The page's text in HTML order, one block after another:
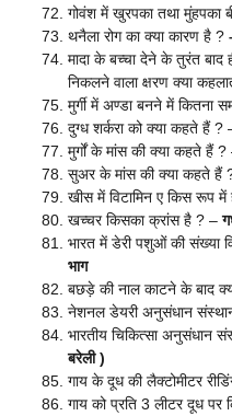
गोवंश में खुरपका तथा मुंहपका
थनैला रोग का क्या कारण है ?
मादा के बच्चा देने के तुरंत बाद
निकलने वाला क्षरण क्या
मुर्गी में अण्डा बनने में कितना
दुग्ध शर्करा को क्या कहते हैं ?
मुर्गों के मांस की क्या कहते हैं
सुअर के मांस की क्या कहते हैं
खीस में विटामिन ए किस रूप में
खच्चर किसका क्रांस है ? –
भारत में डेरी पशुओं की संख्या
भाग
बछड़े की नाल काटने के बाद
नेशनल डेयरी अनुसंधान
भारतीय चिकित्सा अनुसंधान
बरेली )
गाय के दूध की लैक्टोमीटर
गाय को प्रति 3 लीटर दूध पर